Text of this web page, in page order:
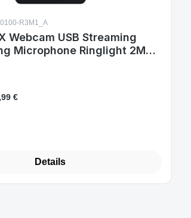
R3M1_A
Webcam USB Streaming
Microphone Ringlight 2MP
€
Details